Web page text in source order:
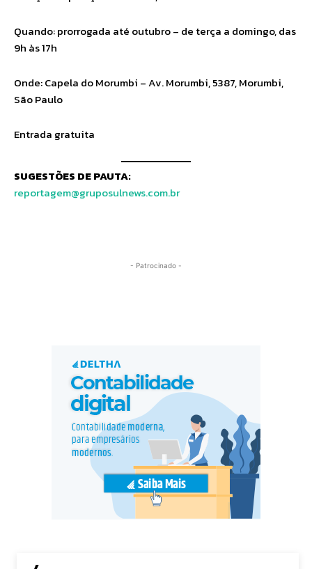
Quando: prorrogada até outubro – de terça a domingo, das
9h às 17h
Onde: Capela do Morumbi – Av. Morumbi, 5387, Morumbi,
São Paulo
Entrada gratuita
SUGESTÕES DE PAUTA:
reportagem@gruposulnews.com.br
- Patrocinado -